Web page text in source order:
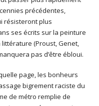
précédentes,
résisteront plus
ses écrits sur la peinture
littérature (Proust, Genet,
pas d’être ébloui.
page, les bonheurs
bigrement raciste du
de métro remplie de